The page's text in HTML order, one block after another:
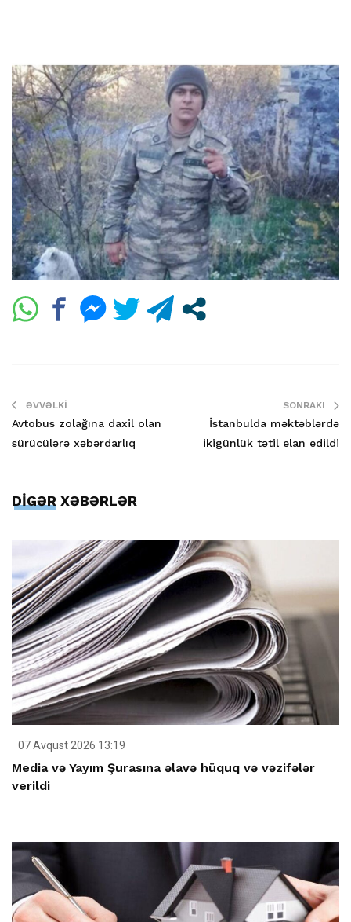
ƏVVƏLKI
Avtobus zolağına daxil olan
sürücülərə xəbərdarlıq
SONRAKI
İstanbulda məktəblərdə
ikigünlük tətil elan edildi
DİGƏR XƏBƏRLƏR
07 Avqust 2026 13:19
Media və Yayım Şurasına əlavə hüquq və vəzifələr
verildi